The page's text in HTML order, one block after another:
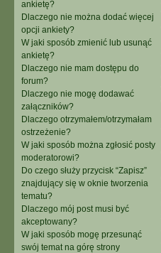
ankietę?
Dlaczego nie można dodać więcej
opcji ankiety?
W jaki sposób zmienić lub usunąć
ankietę?
Dlaczego nie mam dostępu do
forum?
Dlaczego nie mogę dodawać
załączników?
Dlaczego otrzymałem/otrzymałam
ostrzeżenie?
W jaki sposób można zgłosić posty
moderatorowi?
Do czego służy przycisk “Zapisz”
znajdujący się w oknie tworzenia
tematu?
Dlaczego mój post musi być
akceptowany?
W jaki sposób mogę przesunąć
swój temat na górę strony